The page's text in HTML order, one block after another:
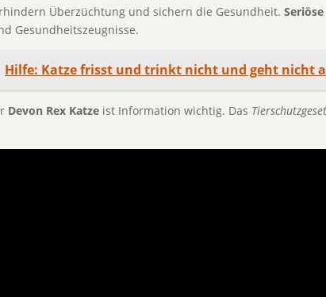
Überzüchtung und sichern die Gesundheit.
Gesundheitszeugnisse.
Hilfe: Katze frisst und trinkt nicht und geht nicht
Devon Rex Katze ist Information wichtig. Das